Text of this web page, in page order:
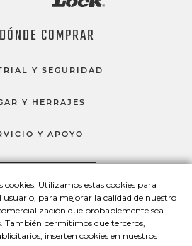
Utilizamos estas cookies para
para mejorar la calidad de nuestro
que probablemente sea
También permitimos que terceros,
inserten cookies en nuestros
DÓNDE COMPRAR
Y SEGURIDAD
Y HERRAJES
Y APOYO
HABLEMOS
Lock en Facebook
Master Lock en LinkedIn
Master Lock en Twitter
Master Lock en